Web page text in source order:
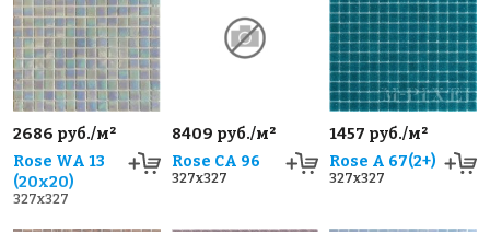
2686 руб./м²
Rose WA 13
(20x20)
327x327
8409 руб./м²
Rose CA 96
327x327
1457 руб./м²
Rose A 67(2+)
327x327